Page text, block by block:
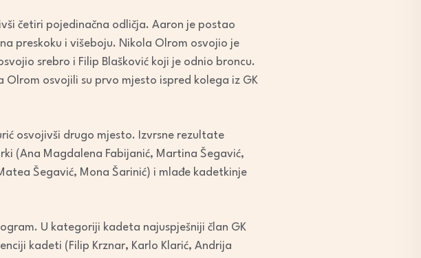
četiri pojedinačna odličja. Aaron je postao
preskoku i višeboju. Nikola Olrom osvojio je
srebro i Filip Blašković koji je odnio broncu.
Olrom osvojili su prvo mjesto ispred kolega iz GK
osvojivši drugo mjesto. Izvrsne rezultate
(Ana Magdalena Fabijanić, Martina Šegavić,
Šegavić, Mona Šarinić) i mlađe kadetkinje
U kategoriji kadeta najuspješniji član GK
kadeti (Filip Krznar, Karlo Klarić, Andrija